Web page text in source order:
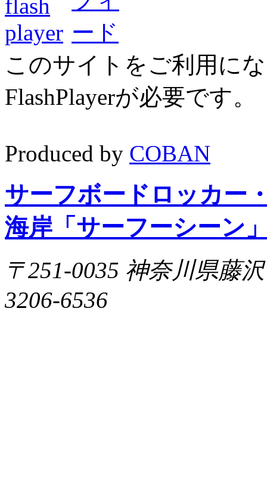
このサイトをご利用に
FlashPlayerが必要です
Produced by COBAN
サーフボードロッカー
海岸「サーフーシーン
〒251-0035 神奈川県藤
3206-6536